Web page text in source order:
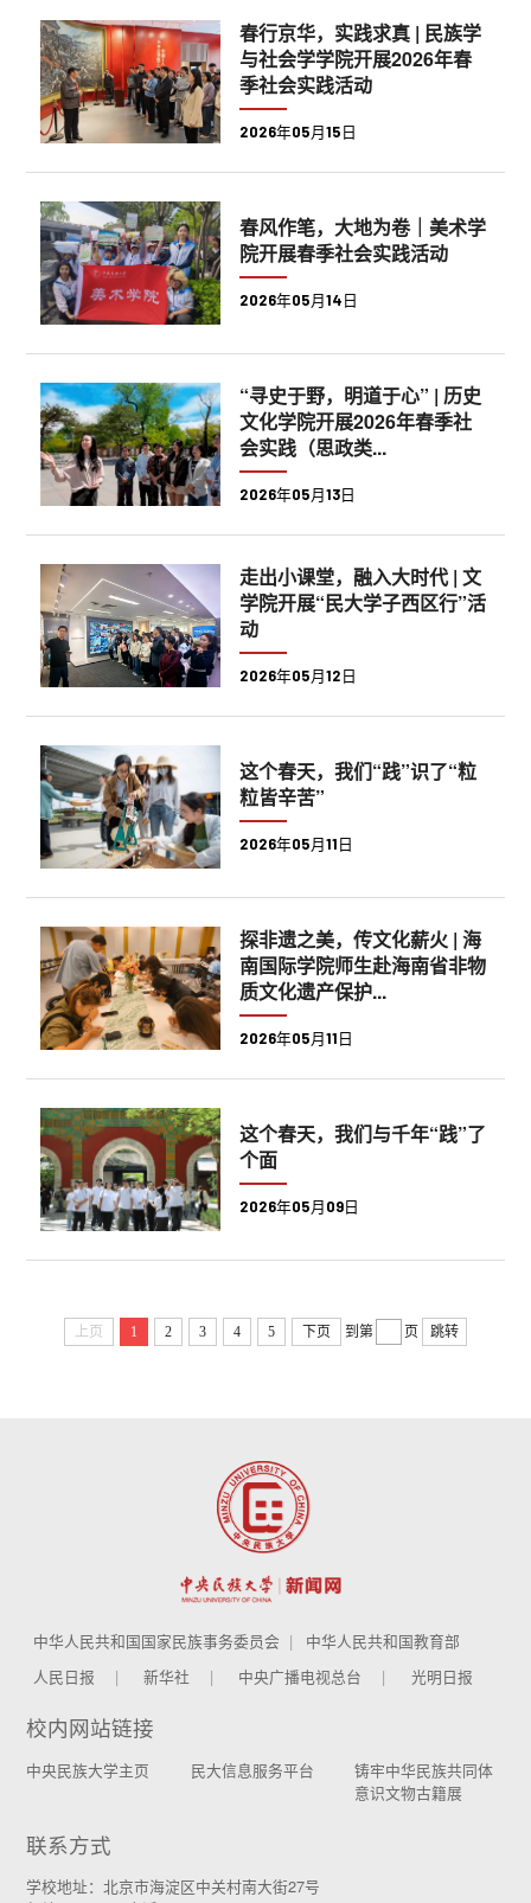
春行京华，实践求真 | 民族学
与社会学学院开展2026年春
季社会实践活动
2026年05月15日
春风作笔，大地为卷｜美术学
院开展春季社会实践活动
2026年05月14日
“寻史于野，明道于心” | 历史
文化学院开展2026年春季社
会实践（思政类...
2026年05月13日
走出小课堂，融入大时代 | 文
学院开展“民大学子西区行”活
动
2026年05月12日
这个春天，我们“践”识了“粒
粒皆辛苦”
2026年05月11日
探非遗之美，传文化薪火 | 海
南国际学院师生赴海南省非物
质文化遗产保护...
2026年05月11日
这个春天，我们与千年“践”了
个面
2026年05月09日
上页 1 2 3 4 5 下页 到第 页 跳转
中华人民共和国国家民族事务委员会
中华人民共和国教育部
人民日报
新华社 中央广播电视总台 光明日报
校内网站链接
中央民族大学主页 民大信息服务平台
铸牢中华民族共同体
意识文物古籍展
联系方式
学校地址：北京市海淀区中关村南大街27号